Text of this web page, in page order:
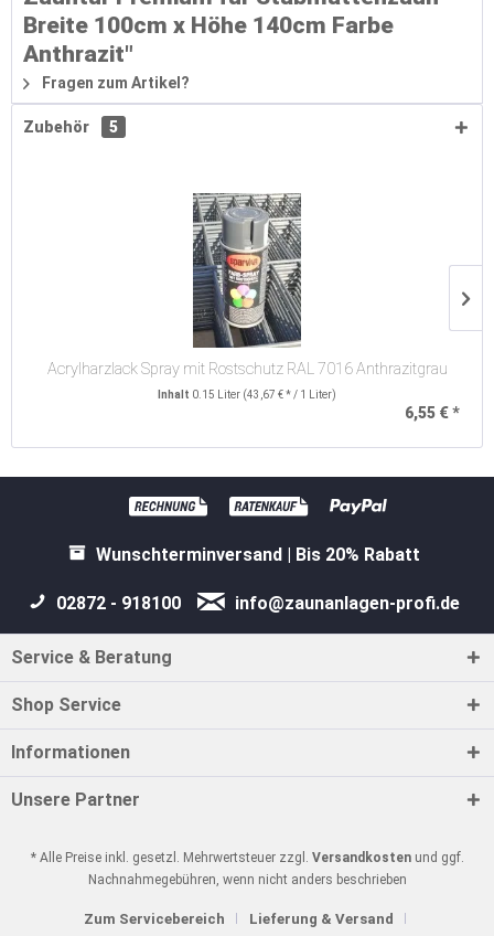
Breite 100cm x Höhe 140cm Farbe
Anthrazit"
Fragen zum Artikel?
Zubehör 5
Acrylharzlack Spray mit Rostschutz RAL 7016 Anthrazitgrau
Inhalt 0.15 Liter (43,67 € * / 1 Liter)
6,55 € *
Wunschterminversand | Bis 20% Rabatt
02872 - 918100 info@zaunanlagen-profi.de
Service & Beratung
Shop Service
Informationen
Unsere Partner
* Alle Preise inkl. gesetzl. Mehrwertsteuer zzgl. Versandkostenund ggf.
Nachnahmegebühren, wenn nicht anders beschrieben
Zum Servicebereich Lieferung & Versand